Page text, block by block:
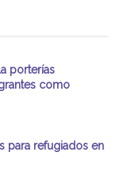
porterías
como
para refugiados en